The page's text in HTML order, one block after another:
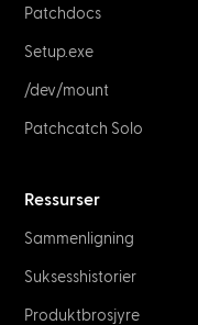
Patchdocs
Setup.exe
/dev/mount
Patchcatch Solo
Ressurser
Sammenligning
Suksesshistorier
Produktbrosjyre